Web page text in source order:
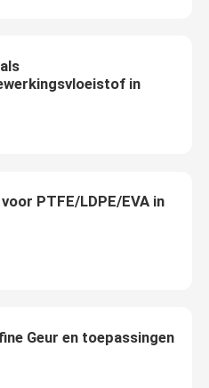
in
PTFE/LDPE/EVA in
Geur en toepassingen